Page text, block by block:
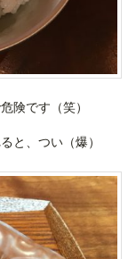
険です（笑）
と、つい（爆）